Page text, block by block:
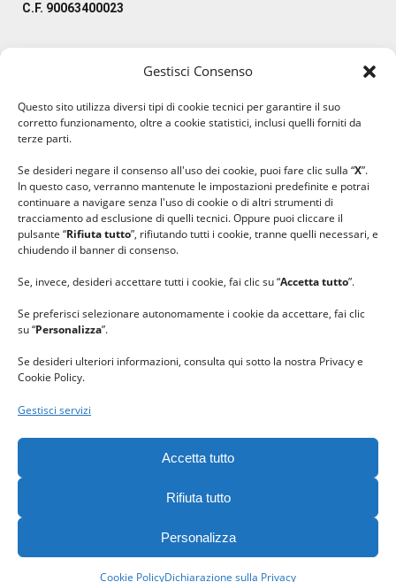
Gestisci Consenso
Questo sito utilizza diversi tipi di cookie tecnici per garantire il suo
corretto funzionamento, oltre a cookie statistici, inclusi quelli forniti da
terze parti.
Se desideri negare il consenso all'uso dei cookie, puoi fare clic sulla “X”.
In questo caso, verranno mantenute le impostazioni predefinite e potrai
continuare a navigare senza l'uso di cookie o di altri strumenti di
tracciamento ad esclusione di quelli tecnici. Oppure puoi cliccare il
pulsante “Rifiuta tutto”, rifiutando tutti i cookie, tranne quelli necessari, e
chiudendo il banner di consenso.
Se, invece, desideri accettare tutti i cookie, fai clic su “Accetta tutto”.
Se preferisci selezionare autonomamente i cookie da accettare, fai clic
su “Personalizza”.
Se desideri ulteriori informazioni, consulta qui sotto la nostra Privacy e
Cookie Policy.
Gestisci servizi
Accetta tutto
Rifiuta tutto
Personalizza
Cookie PolicyDichiarazione sulla Privacy
C.F. 90063400023
#lanaterapia
#ilcaloredellempatia
Gomitolorosa. Tutti i diritti riservati. - C. F. 90063400023 -Privacy
policy-Cookie policy